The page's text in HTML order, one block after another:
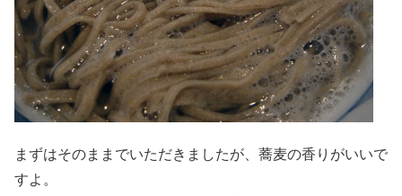
まずはそのままでいただきましたが、蕎麦の香りがいいで
すよ。